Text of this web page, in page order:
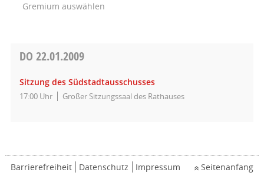
Gremium auswählen
DO 22.01.2009
Sitzung des Südstadtausschusses
17:00 Uhr Großer Sitzungssaal des Rathauses
Barrierefreiheit Datenschutz Impressum Seitenanfang